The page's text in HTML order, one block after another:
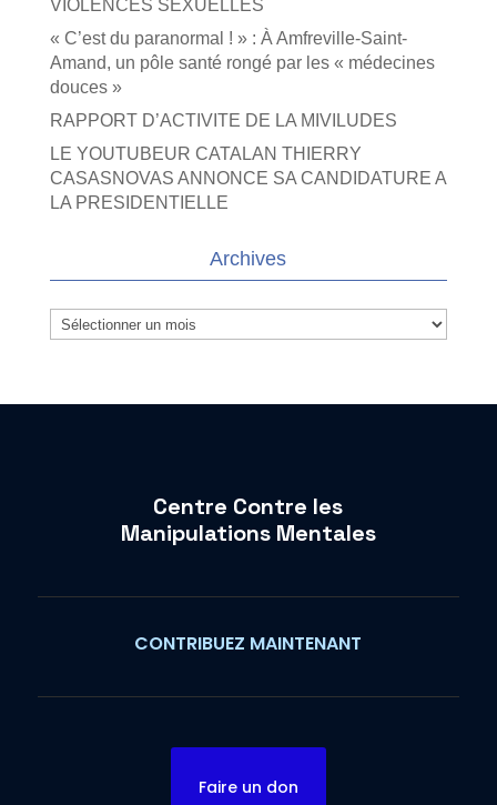
VIOLENCES SEXUELLES
« C’est du paranormal ! » : À Amfreville-Saint-
Amand, un pôle santé rongé par les « médecines
douces »
RAPPORT D’ACTIVITE DE LA MIVILUDES
LE YOUTUBEUR CATALAN THIERRY
CASASNOVAS ANNONCE SA CANDIDATURE A
LA PRESIDENTIELLE
Archives
Archives
Centre Contre les
Manipulations Mentales
CONTRIBUEZ MAINTENANT
Faire un don